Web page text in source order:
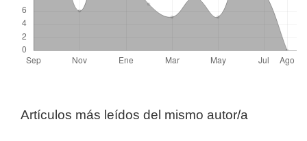
Artículos más leídos del mismo autor/a